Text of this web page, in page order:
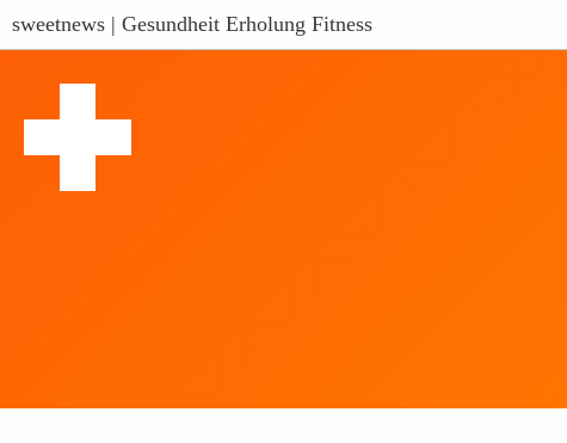
sweetnews | Gesundheit Erholung Fitness